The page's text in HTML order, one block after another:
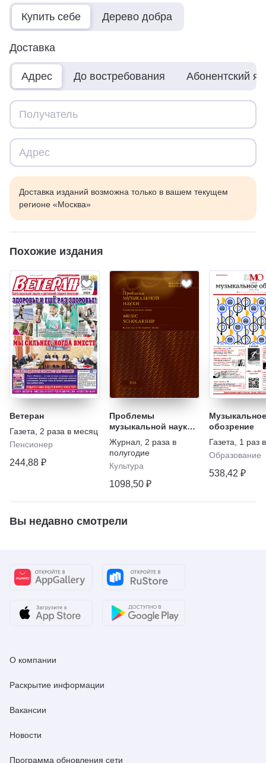
Купить себе Дерево добра
Доставка
Адрес До востребования Абонентский
Доставка изданий возможна только в вашем текущем
регионе «Москва»
Похожие издания
Ветеран
Газета
2 раза в месяц
Пенсионер
244,88 ₽
Проблемы
музыкальной науки /
Music Scholarship
Журнал 2 раза в
полугодие
Культура
1098,50 ₽
Музыкальное
обозрение
Газета
1 раз
Образование
538,42 ₽
Вы недавно смотрели
О компании
Раскрытие информации
Вакансии
Новости
Программа обновления сети